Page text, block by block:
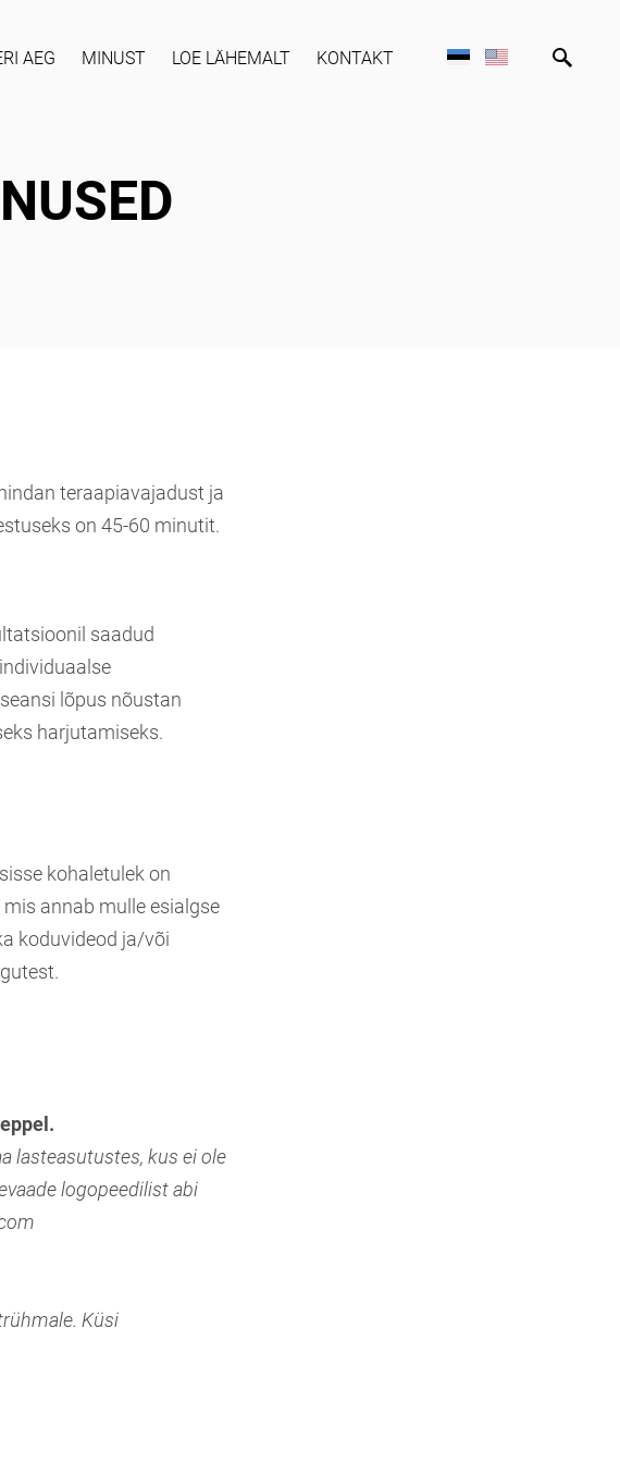
AEG MINUST LOE LÄHEMALT KONTAKT
teraapiavajadust ja
on 45-60 minutit.
saadud
lõpus nõustan
harjutamiseks.
kohaletulek on
annab mulle esialgse
koduvideod ja/või
lasteasutustes, kus ei ole
logopeedilist abi
Küsi